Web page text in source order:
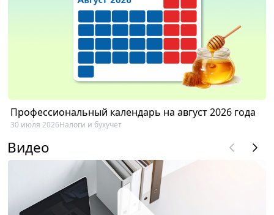
Профессиональный календарь на август 2026 года
30 июля 2026Налоги и бухучет
Видео